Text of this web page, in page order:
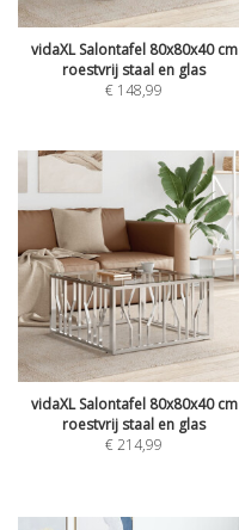
vidaXL Salontafel 80x80x40 cm
roestvrij staal en glas
€ 148,99
vidaXL Salontafel 80x80x40 cm
roestvrij staal en glas
€214,99